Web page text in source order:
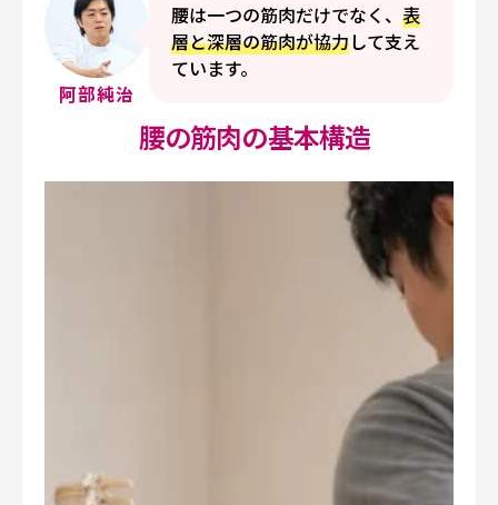
阿部純治
腰は一つの筋肉だけでなく、 表
層と深層の筋肉が協力して支え
ています。
腰の筋肉の基本構造